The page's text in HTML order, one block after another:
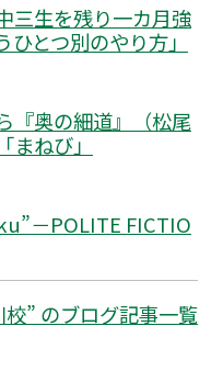
三生を残り一カ月強
とつ別のやり方」
『奥の細道』（松尾
ねび」
－POLITE FICTIO
” のブログ記事一覧